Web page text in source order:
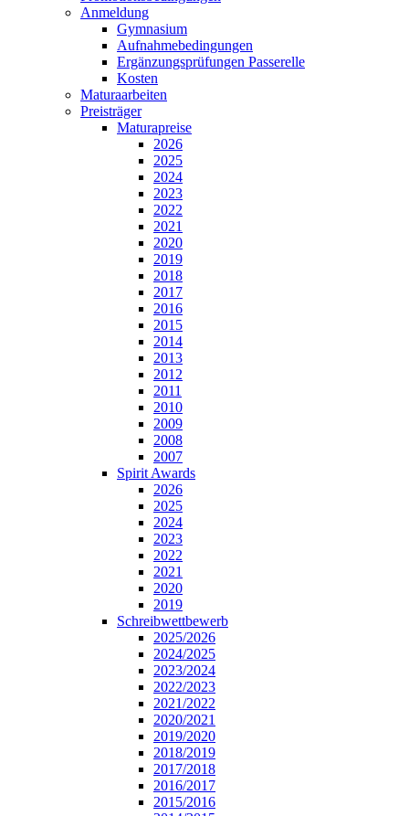
Anmeldung
Gymnasium
Aufnahmebedingungen
Ergänzungsprüfungen Passerelle
Kosten
Maturaarbeiten
Preisträger
Maturapreise
2026
2025
2024
2023
2022
2021
2020
2019
2018
2017
2016
2015
2014
2013
2012
2011
2010
2009
2008
2007
Spirit Awards
2026
2025
2024
2023
2022
2021
2020
2019
Schreibwettbewerb
2025/2026
2024/2025
2023/2024
2022/2023
2021/2022
2020/2021
2019/2020
2018/2019
2017/2018
2016/2017
2015/2016